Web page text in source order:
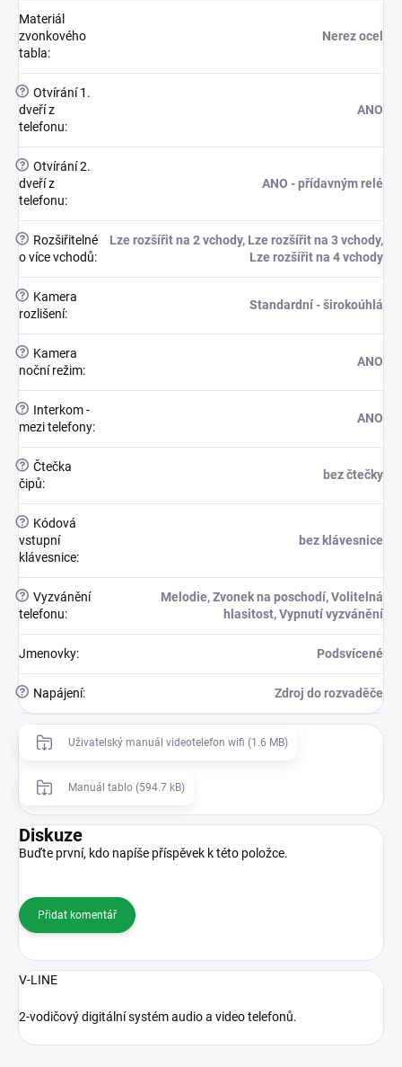
Materiál
zvonkového
tabla:
Nerez ocel
? Otvírání 1.
dveří z
telefonu:
ANO
? Otvírání 2.
dveří z
telefonu:
ANO - přídavným relé
?
Rozšiřitelné
o více vchodů:
Lze rozšířit na 2 vchody, Lze rozšířit na 3 vchody,
Lze rozšířit na 4 vchody
?
Kamera
rozlišení:
Standardní - širokoúhlá
?
Kamera
noční režim:
ANO
?
Interkom -
mezi telefony:
ANO
? Čtečka
čipů:
bez čtečky
?
Kódová
vstupní
klávesnice:
bez klávesnice
? Vyzvánění
telefonu:
Melodie, Zvonek na poschodí, Volitelná
hlasitost, Vypnutí vyzvánění
Jmenovky: Podsvícené
? Napájení: Zdroj do rozvaděče
Uživatelský manuál videotelefon wifi (1.6 MB)
Manuál tablo (594.7 kB)
Diskuze
Buďte první, kdo napíše příspěvek k této položce.
Přidat komentář
V-LINE
2-vodičový digitální systém audio a video telefonů.